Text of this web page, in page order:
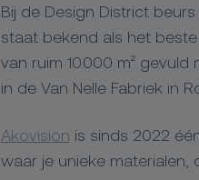
Bij de Design District
staat bekend als het
van ruim 10.000 m²
in de Van Nelle Fabriek in
Akovision is sinds 2022
waar je unieke